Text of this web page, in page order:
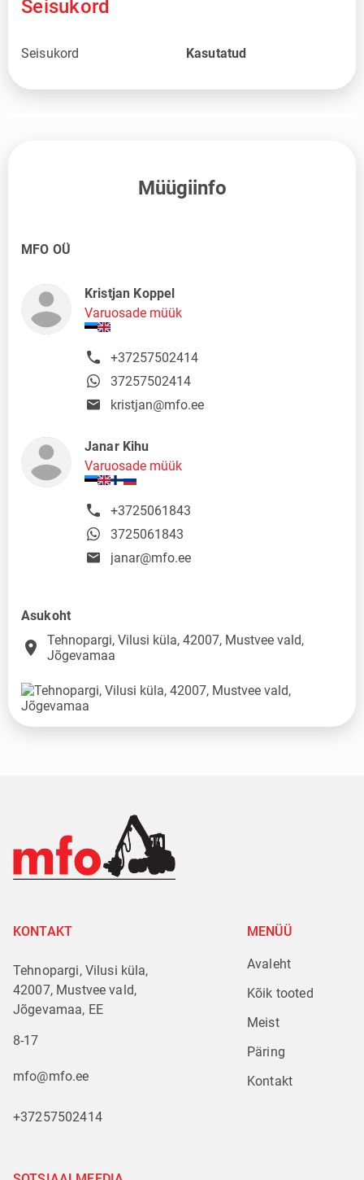
Seisukord
Seisukord Kasutatud
Müügiinfo
MFO OÜ
Kristjan Koppel
Varuosade müük
+37257502414
37257502414
kristjan@mfo.ee
Janar Kihu
Varuosade müük
+3725061843
3725061843
janar@mfo.ee
Asukoht
place
Tehnopargi, Vilusi küla, 42007, Mustvee vald,
Jõgevamaa
KONTAKT
Tehnopargi, Vilusi küla,
42007, Mustvee vald,
Jõgevamaa, EE
8-17
mfo@mfo.ee
+37257502414
MENÜÜ
Avaleht
Kõik tooted
Meist
Päring
Kontakt